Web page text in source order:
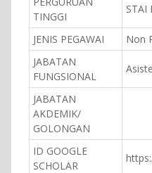
TINGGI
STAI
JENIS PEGAWAI
Non
JABATAN
FUNGSIONAL
JABATAN
AKDEMIK/
GOLONGAN
ID GOOGLE
SCHOLAR